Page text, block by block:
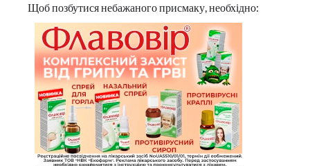
Щоб позбутися небажаного присмаку, необхідно: